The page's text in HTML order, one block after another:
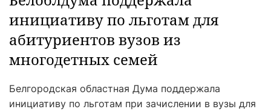
инициативу по льготам для
абитуриентов вузов из
многодетных семей
Белгородская областная Дума поддержала
инициативу по льготам при зачислении в вузы для